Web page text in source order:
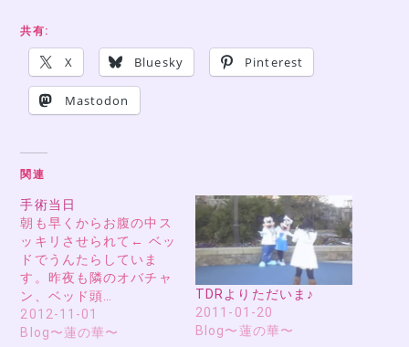
共有:
X Bluesky Pinterest
Mastodon
関連
手術当日
朝も早くからお腹の中ス
ッキリさせられて← ベッ
ドでうんたらしていま
す。昨夜も隣のオバチャ
ン、ベッド頭…
2012-11-01
Blog〜蓮の華〜
TDRよりただいま♪
2011-01-20
Blog〜蓮の華〜